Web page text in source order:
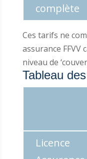
complète
Ces tarifs ne
assurance FFVV
niveau de
Tableau
Licence